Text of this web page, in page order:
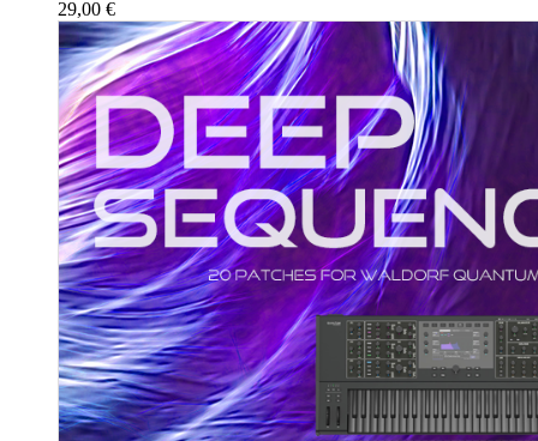
29,00 €